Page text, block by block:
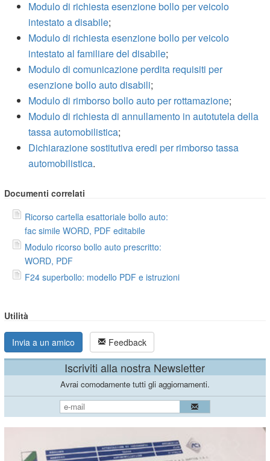
Modulo di richiesta esenzione bollo per veicolo
intestato a disabile;
Modulo di richiesta esenzione bollo per veicolo
intestato al familiare del disabile;
Modulo di comunicazione perdita requisiti per
esenzione bollo auto disabili;
Modulo di rimborso bollo auto per rottamazione;
Modulo di richiesta di annullamento in autotutela della
tassa automobilistica;
Dichiarazione sostitutiva eredi per rimborso tassa
automobilistica.
Documenti correlati
Ricorso cartella esattoriale bollo auto:
fac simile WORD, PDF editabile
Modulo ricorso bollo auto prescritto:
WORD, PDF
F24 superbollo: modello PDF e istruzioni
Utilità
Invia a un amico Feedback
Iscriviti alla nostra Newsletter
Avrai comodamente tutti gli aggiornamenti.